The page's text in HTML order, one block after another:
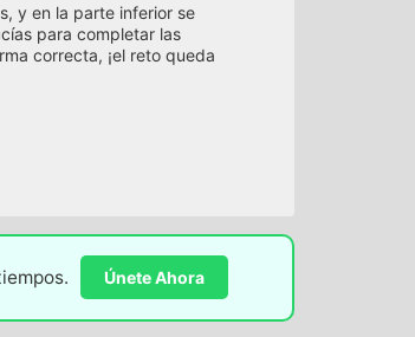
y en la parte inferior se
para completar las
correcta, ¡el reto queda
Únete Ahora